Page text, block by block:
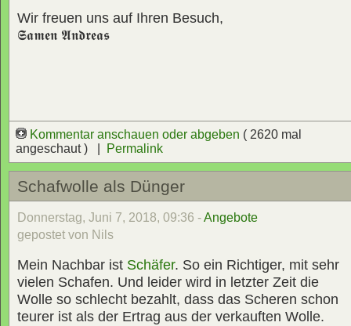
Wir freuen uns auf Ihren Besuch,
𝕾𝖆𝖒𝖊𝖓 𝕬𝖓𝖉𝖗𝖊𝖆𝖘
Kommentar anschauen oder abgeben ( 2620 mal
angeschaut ) |
Permalink
Schafwolle als Dünger
Donnerstag, Juni 7, 2018, 09:36 -Angebote
gepostet von Nils
Mein Nachbar ist Schäfer. So ein Richtiger, mit sehr
vielen Schafen. Und leider wird in letzter Zeit die
Wolle so schlecht bezahlt, dass das Scheren schon
teurer ist als der Ertrag aus der verkauften Wolle.